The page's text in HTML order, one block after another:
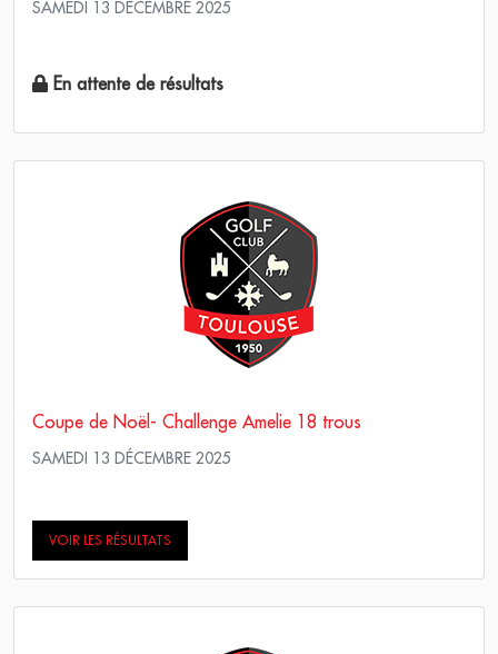
SAMEDI 13 DÉCEMBRE 2025
En attente de résultats
Coupe de Noël- Challenge Amelie 18 trous
SAMEDI 13 DÉCEMBRE 2025
VOIR LES RÉSULTATS